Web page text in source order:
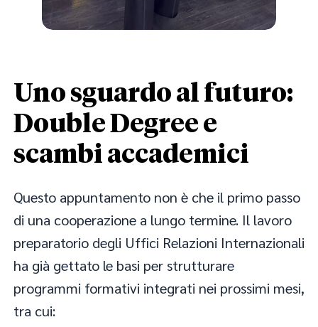
Uno sguardo al futuro:
Double Degree e
scambi accademici
Questo appuntamento non è che il primo passo
di una cooperazione a lungo termine. Il lavoro
preparatorio degli Uffici Relazioni Internazionali
ha già gettato le basi per strutturare
programmi formativi integrati nei prossimi mesi,
tra cui: